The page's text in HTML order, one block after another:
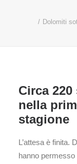
Dolomiti
Circa
nella
stagione
L’attesa è finita.
hanno permesso